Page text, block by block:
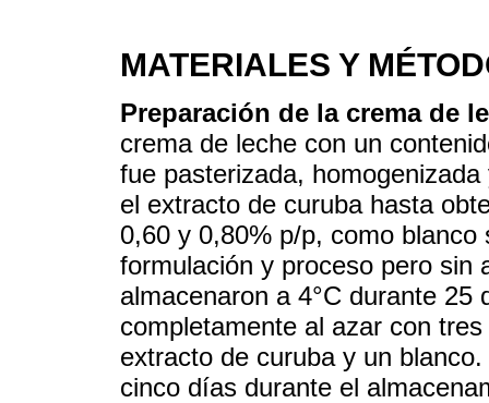
MATERIALES Y
Preparación de la crema de
crema de leche con un
fue pasterizada,
el extracto de curuba hasta
0,60 y 0,80% p/p, como
formulación y proceso pero sin
almacenaron a 4°C durante
completamente al azar con
extracto de curuba y un
cinco días durante el